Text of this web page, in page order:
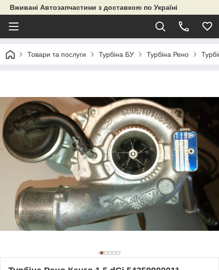
Вживані Автозапчастини з доставкою по Україні
Товари та послуги Турбіна БУ Турбіна Рено